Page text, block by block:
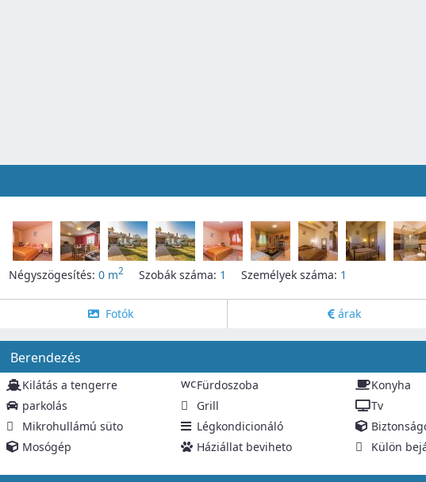
Négyszögesítés: 0 m2 Szobák száma: 1 Személyek száma: 1
Fotók árak
Berendezés
Kilátás a tengerre wcFürdoszoba Konyha
parkolás
Grill Tv
Mikrohullámú süto
Légkondicionáló
Mosógép
Háziállat beviheto Külön